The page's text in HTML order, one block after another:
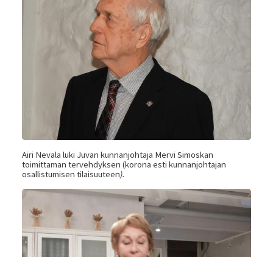
Airi Nevala luki Juvan kunnanjohtaja Mervi Simoskan
toimittaman tervehdyksen (korona esti kunnanjohtajan
osallistumisen tilaisuuteen).